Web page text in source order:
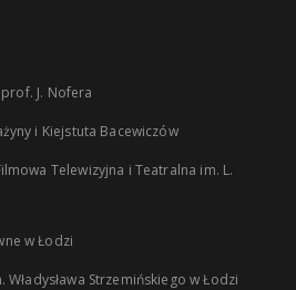
J. Nofera
i Kiejstuta Bacewiczów
Telewizyjna i Teatralna im. L.
w Łodzi
Strzemińskiego w Łodzi